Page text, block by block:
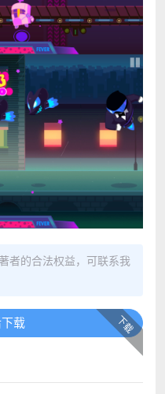
者的合法权益，可联系我
下载
载